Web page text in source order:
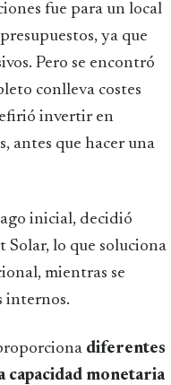
fue para un local
ya que
Pero se encontró
conlleva costes
invertir en
antes que hacer una
inicial, decidió
lo que soluciona
mientras se
internos.
diferentes
capacidad monetaria